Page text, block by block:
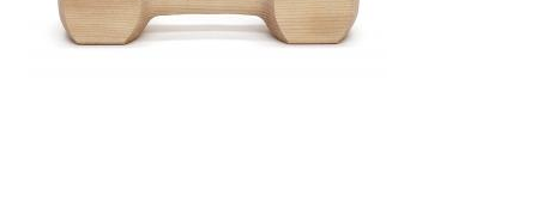
Tietosuojaseloste